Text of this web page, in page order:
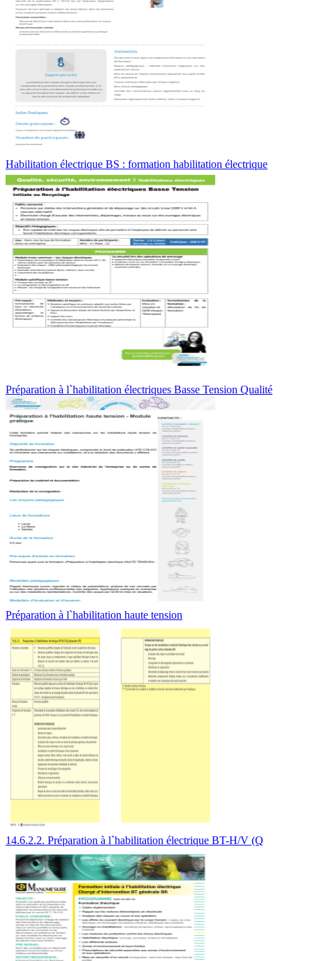
Habilitation électrique BS : formation habilitation électrique
Préparation à l`habilitation électriques Basse Tension Qualité
Préparation à l`habilitation haute tension
14.6.2.2. Préparation à l`habilitation électrique BT-H/V (Q